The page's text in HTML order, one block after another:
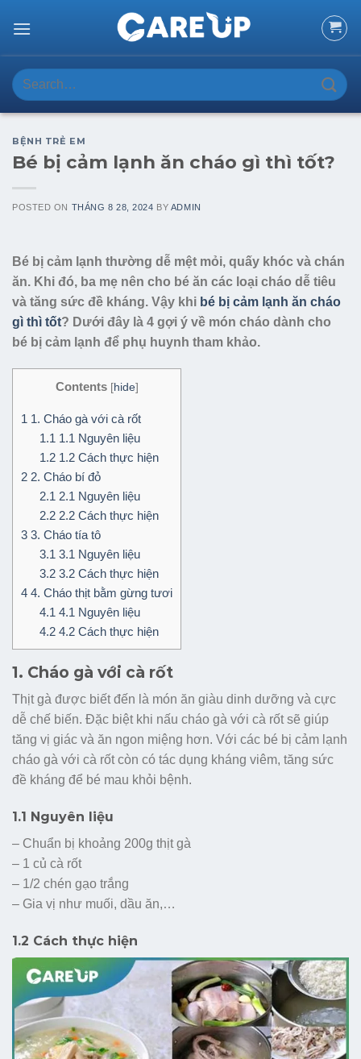
Search
for:
BỆNH TRẺ EM
Bé bị cảm lạnh ăn cháo gì thì tốt?
POSTED ON THÁNG 8 28, 2024 BY ADMIN
Bé bị cảm lạnh thường dễ mệt mỏi, quấy khóc và chán
ăn. Khi đó, ba mẹ nên cho bé ăn các loại cháo dễ tiêu
và tăng sức đề kháng. Vậy khi bé bị cảm lạnh ăn cháo
gì thì tốt? Dưới đây là 4 gợi ý về món cháo dành cho
bé bị cảm lạnh để phụ huynh tham khảo.
Contents [hide]
1 1. Cháo gà với cà rốt
1.1 1.1 Nguyên liệu
1.21.2 Cách thực hiện
2 2. Cháo bí đỏ
2.1 2.1 Nguyên liệu
2.22.2 Cách thực hiện
3 3. Cháo tía tô
3.1 3.1 Nguyên liệu
3.23.2 Cách thực hiện
4 4. Cháo thịt bằm gừng tươi
4.1 4.1 Nguyên liệu
4.24.2 Cách thực hiện
1. Cháo gà với cà rốt
Thịt gà được biết đến là món ăn giàu dinh dưỡng và cực
dễ chế biến. Đặc biệt khi nấu cháo gà với cà rốt sẽ giúp
tăng vị giác và ăn ngon miệng hơn. Với các bé bị cảm lạnh
cháo gà với cà rốt còn có tác dụng kháng viêm, tăng sức
đề kháng để bé mau khỏi bệnh.
1.1 Nguyên liệu
– Chuẩn bị khoảng 200g thịt gà
– 1 củ cà rốt
– 1/2 chén gạo trắng
– Gia vị như muối, dầu ăn,…
1.2 Cách thực hiện